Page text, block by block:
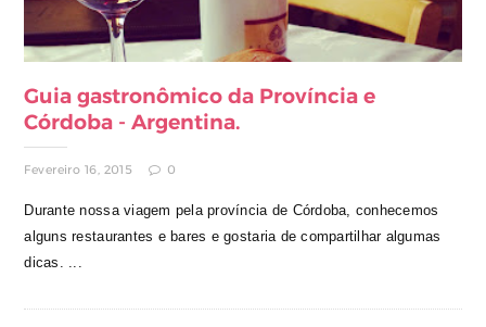
Guia gastronômico da Província e
Córdoba - Argentina.
Fevereiro 16, 2015 0
Durante nossa viagem pela província de Córdoba, conhecemos
alguns restaurantes e bares e gostaria de compartilhar algumas
dicas. ...